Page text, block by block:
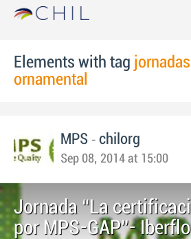
Elements with tag
ornamental
MPS - chilorg
Sep 08, 2014 at 15:00
Jornada “La
por MPS-GAP”-